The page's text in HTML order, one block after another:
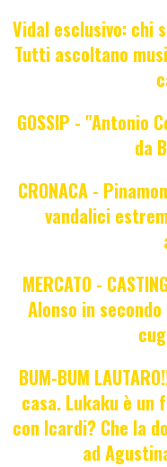
Vidal esclusivo: chi
Tutti ascoltano
GOSSIP -
da
CRONACA -
vandalici
MERCATO -
Alonso in
BUM-BUM
casa. Lukaku è
con Icardi? Che la
ad